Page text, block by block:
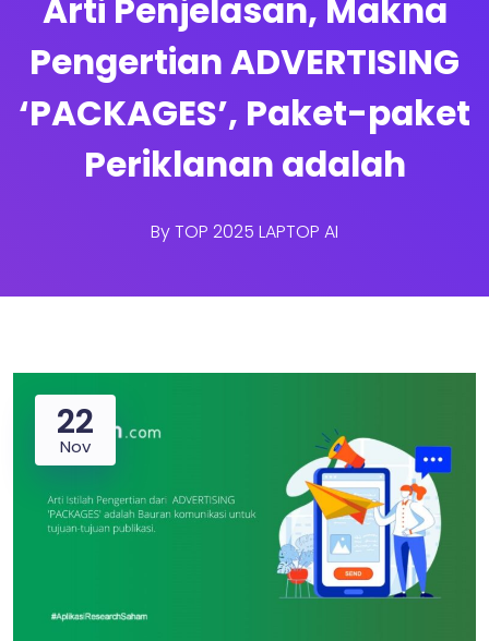
Arti Penjelasan, Makna
Pengertian ADVERTISING
‘PACKAGES’, Paket-paket
Periklanan adalah
ByTOP 2025 LAPTOP AI
22
Nov